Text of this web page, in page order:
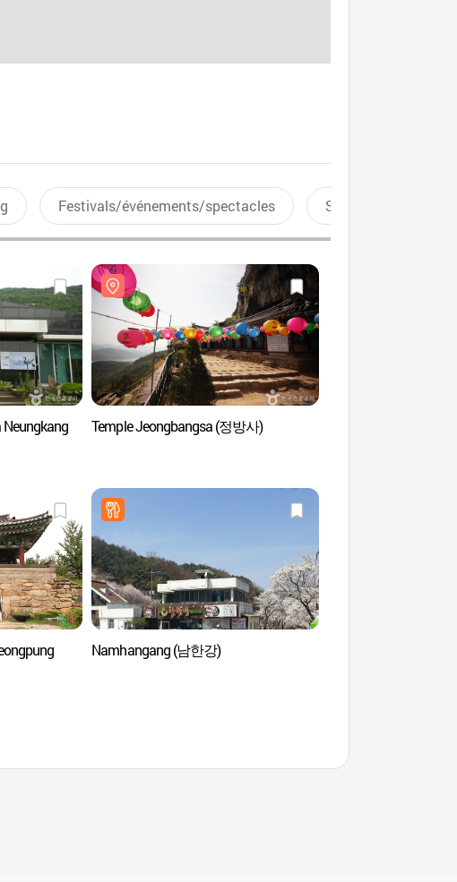
Festivals/événements/spectacles Sports aquatiques
Neungkang
Temple Jeongbangsa (정방사)
Namhangang (남한강)